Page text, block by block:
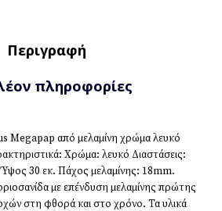
Περιγραφή
πληροφορίες
Megapap από μελαμίνη χρώμα λευκό
Χρώμα: λευκό Διαστάσεις:
30 εκ. Πάχος μελαμίνης: 18mm.
με επένδυση μελαμίνης πρώτης
στη φθορά και στο χρόνο. Τα υλικά